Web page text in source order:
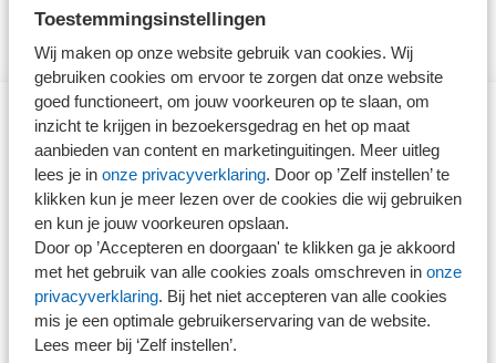
Toestemmingsinstellingen
Wij maken op onze website gebruik van cookies. Wij
gebruiken cookies om ervoor te zorgen dat onze website
goed functioneert, om jouw voorkeuren op te slaan, om
inzicht te krijgen in bezoekersgedrag en het op maat
aanbieden van content en marketinguitingen. Meer uitleg
lees je in onze privacyverklaring. Door op ’Zelf instellen’ te
klikken kun je meer lezen over de cookies die wij gebruiken
en kun je jouw voorkeuren opslaan.
Door op ’Accepteren en doorgaan' te klikken ga je akkoord
met het gebruik van alle cookies zoals omschreven in onze
privacyverklaring. Bij het niet accepteren van alle cookies
mis je een optimale gebruikerservaring van de website.
Lees meer bij ‘Zelf instellen’.
Direct naar
Stel je vaktechnische vraag
Branche in Zicht
Dossiers
Kantoorvinder
Nieuwsbank